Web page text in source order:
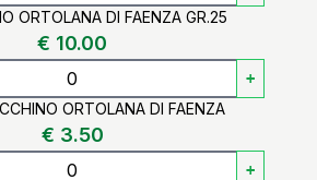
ORTOLANA DI FAENZA GR.25
€ 10.00
+
ORTOLANA DI FAENZA
€ 3.50
+